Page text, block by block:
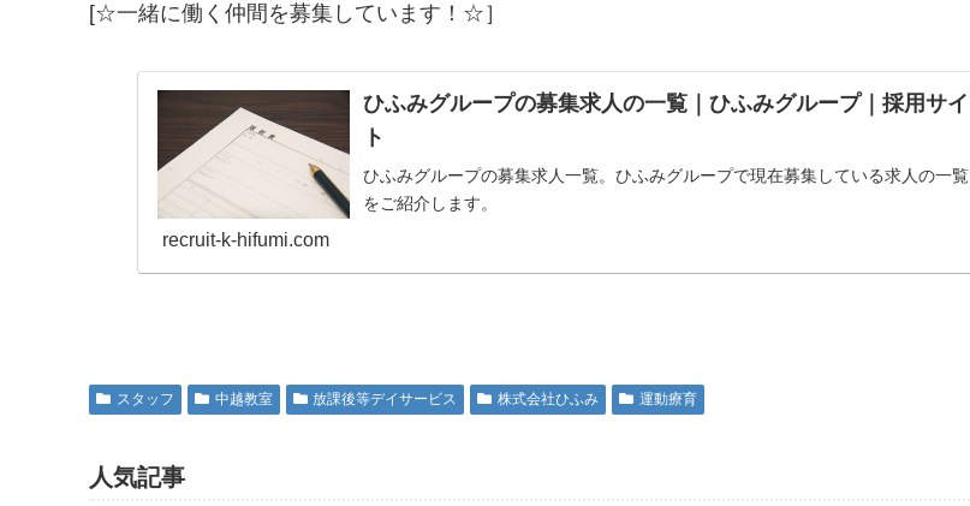
[☆一緒に働く仲間を募集しています！☆］
ひふみグループの募集求人の一覧｜ひふみグループ｜採用サイ
ト
ひふみグループの募集求人一覧。ひふみグループで現在募集している求人の一覧
をご紹介します。
recruit-k-hifumi.com
スタッフ 中越教室 放課後等デイサービス 株式会社ひふみ 運動療育
人気記事